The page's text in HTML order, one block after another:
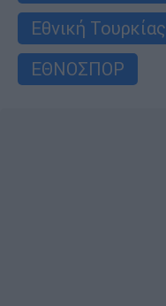
Εθνική Τουρκίας
ΕΘΝΟΣΠΟΡ